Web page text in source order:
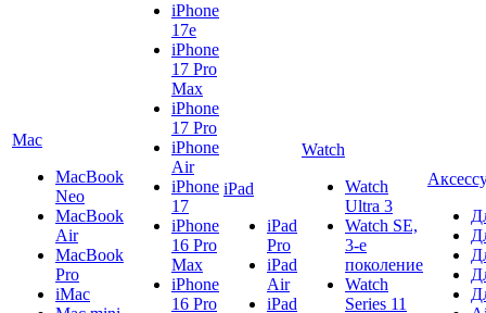
Mac
MacBook
Neo
MacBook
Air
MacBook
Pro
iMac
iPhone
17e
iPhone
17 Pro
Max
iPhone
17 Pro
iPhone
Air
iPhone
17
iPhone
16 Pro
Max
iPhone
16 Pro
iPad
iPad
Pro
iPad
Air
iPad
Watch
Watch
Ultra 3
Watch SE,
3-е
поколение
Watch
Series 11